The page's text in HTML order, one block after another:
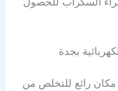
بجدة
رائع للتخلص من